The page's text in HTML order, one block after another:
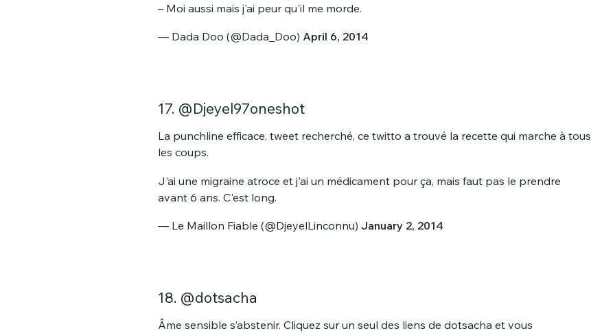
– Moi aussi mais j'ai peur qu'il me morde.
— Dada Doo (@Dada_Doo) April 6, 2014
17. @Djeyel97oneshot
La punchline efficace, tweet recherché, ce twitto a trouvé la recette qui marche à tous
les coups.
J'ai une migraine atroce et j'ai un médicament pour ça, mais faut pas le prendre
avant 6 ans. C'est long.
— Le Maillon Fiable (@DjeyelLinconnu) January 2, 2014
18. @dotsacha
Âme sensible s’abstenir. Cliquez sur un seul des liens de dotsacha et vous
JE M'INSCRIS